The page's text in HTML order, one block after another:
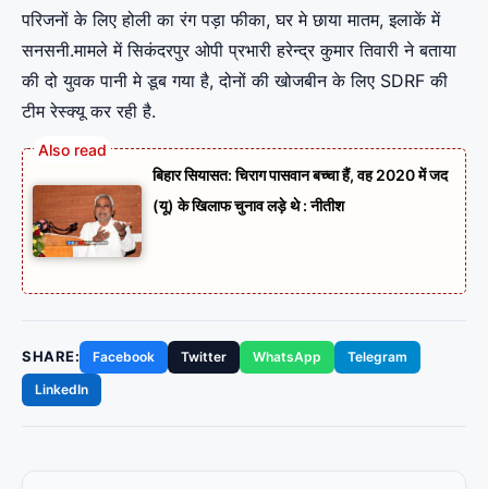
परिजनों के लिए होली का रंग पड़ा फीका, घर मे छाया मातम, इलाकें में
सनसनी.मामले में सिकंदरपुर ओपी प्रभारी हरेन्द्र कुमार तिवारी ने बताया
की दो युवक पानी मे डूब गया है, दोनों की खोजबीन के लिए SDRF की
टीम रेस्क्यू कर रही है.
बिहार सियासत: चिराग पासवान बच्चा हैं, वह 2020 में जद
(यू) के खिलाफ चुनाव लड़े थे : नीतीश
SHARE: Facebook Twitter WhatsApp
Telegram
LinkedIn